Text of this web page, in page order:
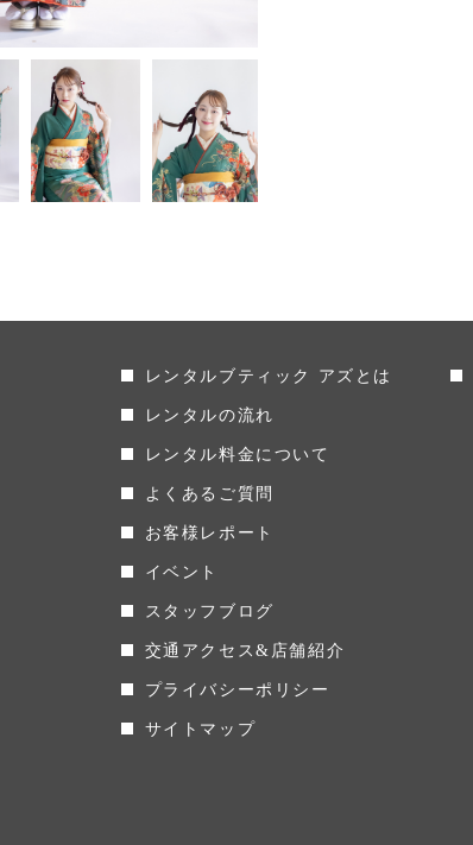
レンタルブティック アズとは
レンタルの流れ
レンタル料金について
よくあるご質問
お客様レポート
イベント
スタッフブログ
交通アクセス&店舗紹介
プライバシーポリシー
サイトマップ